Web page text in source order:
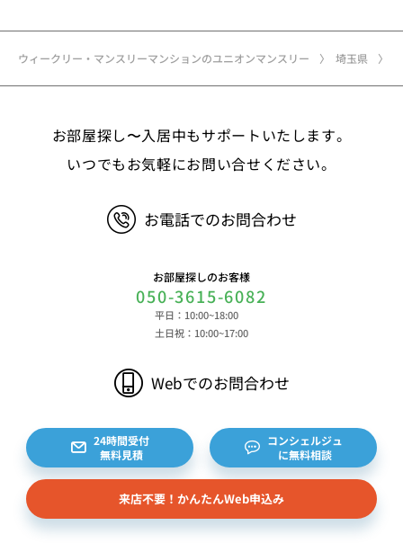
ウィークリー・マンスリーマンションのユニオンマンスリー 埼玉県
メールアドレス、アカウントのIDおよびパスワー
等 ③決済に関する情報 クレジットカードに関す
ービスのご利用に際して取得する情報 端末識別
子、広告識別子、IPアドレス、クッキーデータおよ
閲覧時刻、リファラー情報ならびにクッキーIDや広
対するお問い合わせ・ご連絡等に関する情報等 ま
た、お客様の個人情報は、弊社のデータベースシス
テムに登録されます。登録されるお客様の個人情報
積書等をもとに登録されます。 （2）弊社と賃貸
借契約を締結している不動産所有者様および所有者
約等のお問合せをいただいた個人または企業、イン
ターネット上の不動産オーナーサイト等からの査定
依頼者、 公開情報などから取得した不動産所有者
様（以下総称して「オーナー様」といいます）の個
人情報を取得します。取得する個人情報は、上記
お部屋探し〜入居中もサポートいたします。
いつでもお気軽にお問い合せください。
お電話でのお問合わせ
お部屋探しのお客様
050-3615-6082
平日：10:00~18:00
土日祝：10:00~17:00
Webでのお問合わせ
24時間受付
無料見積
コンシェルジュ
に無料相談
来店不要！かんたんWeb申込み